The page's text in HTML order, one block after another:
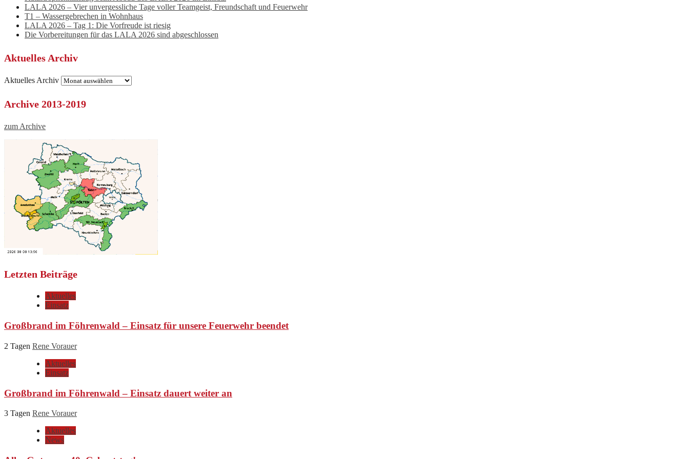
LALA 2026 – Vier unvergessliche Tage voller Teamgeist, Freundschaft und Feuerwehr
T1 – Wassergebrechen in Wohnhaus
LALA 2026 – Tag 1: Die Vorfreude ist riesig
Die Vorbereitungen für das LALA 2026 sind abgeschlossen
Aktuelles Archiv
Aktuelles Archiv
Archive 2013-2019
zum Archive
Letzten Beiträge
Aktuelles
Einsatz
Großbrand im Föhrenwald – Einsatz für unsere Feuerwehr beendet
2 Tagen Rene Vorauer
Aktuelles
Einsatz
Großbrand im Föhrenwald – Einsatz dauert weiter an
3 Tagen Rene Vorauer
Aktuelles
News